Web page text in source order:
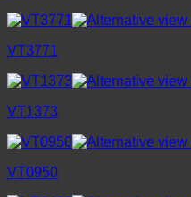
VT3771
VT1373
VT0950